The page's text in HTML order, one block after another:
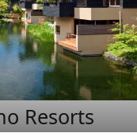
Resorts